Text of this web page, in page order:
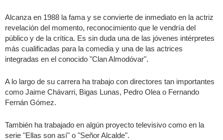
Alcanza en 1988 la fama y se convierte de inmediato en la actriz
revelación del momento, reconocimiento que le vendría del
público y de la crítica. Es sin duda una de las jóvenes intérpretes
más cualificadas para la comedia y una de las actrices
integradas en el conocido "Clan Almodóvar".
A lo largo de su carrera ha trabajo con directores tan importantes
como Jaime Chávarri, Bigas Lunas, Pedro Olea o Fernando
Fernán Gómez.
También ha trabajado en algún proyecto televisivo como en la
serie "Ellas son así" o "Señor Alcalde".